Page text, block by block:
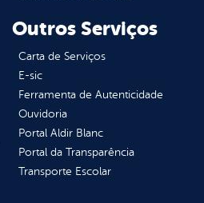
Outros Serviços
Carta de Serviços
E-sic
Ferramenta de Autenticidade
Ouvidoria
Portal Aldir Blanc
Portal da Transparência
Transporte Escolar